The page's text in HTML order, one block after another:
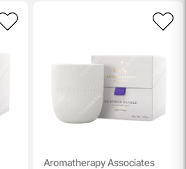
Aromatherapy Associates